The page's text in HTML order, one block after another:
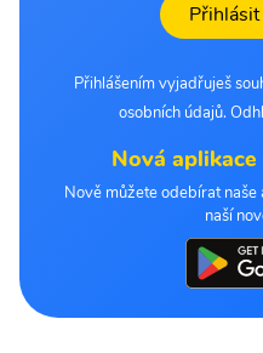
Přihlášením vyjadřuješ
osobních údajů.
Nová
Nově můžete odebírat
naší